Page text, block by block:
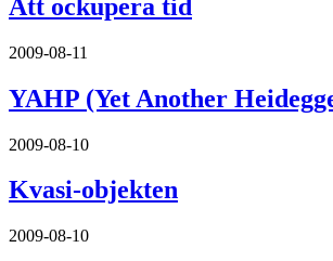
Att ockupera tid
2009-08-11
YAHP (Yet Another
2009-08-10
Kvasi-objekten
2009-08-10